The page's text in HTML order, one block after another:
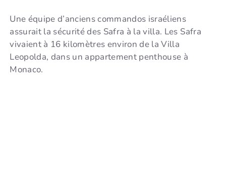
Une équipe d’anciens commandos israéliens
assurait la sécurité des Safra à la villa. Les Safra
vivaient à 16 kilomètres environ de la Villa
Leopolda, dans un appartement penthouse à
Monaco.